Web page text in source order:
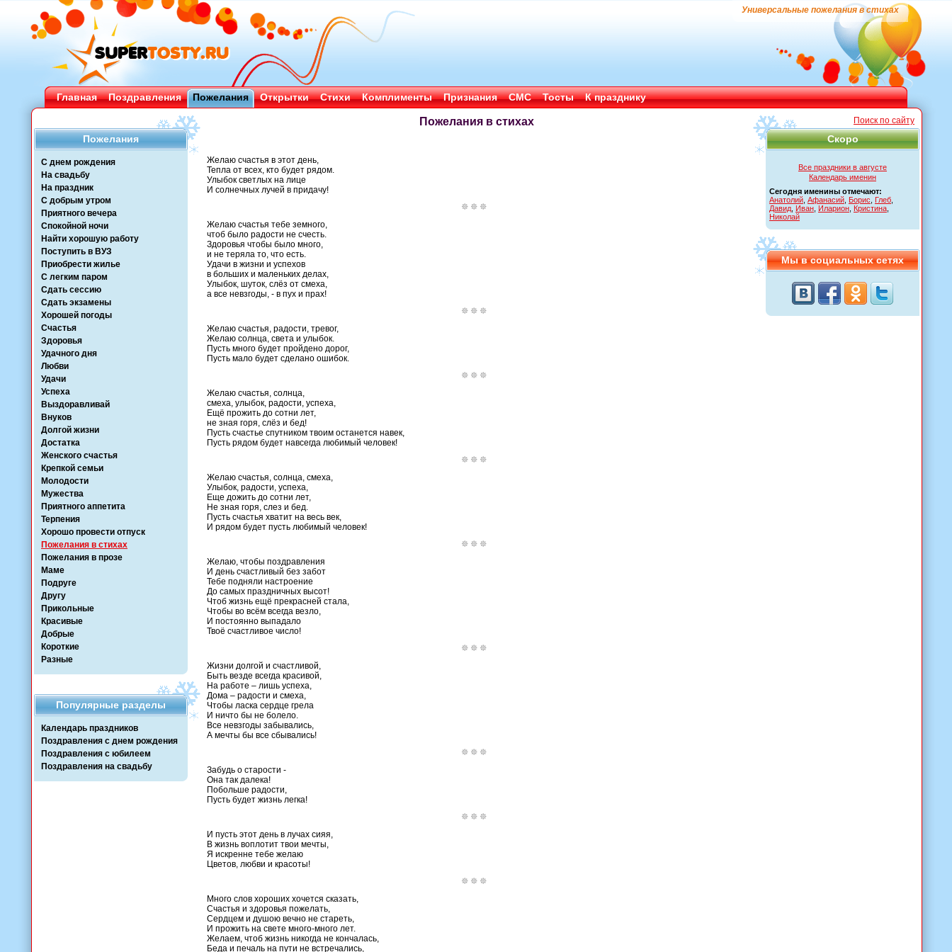
Универсальные пожелания в стихах
Главная Поздравления Пожелания Открытки Стихи Комплименты Признания СМС Тосты К празднику
Пожелания
С днем рождения
На свадьбу
На праздник
С добрым утром
Приятного вечера
Спокойной ночи
Найти хорошую работу
Поступить в ВУЗ
Приобрести жилье
С легким паром
Сдать сессию
Сдать экзамены
Хорошей погоды
Счастья
Здоровья
Удачного дня
Любви
Удачи
Успеха
Выздоравливай
Внуков
Долгой жизни
Достатка
Женского счастья
Крепкой семьи
Молодости
Мужества
Приятного аппетита
Терпения
Хорошо провести отпуск
Пожелания в стихах
Пожелания в прозе
Маме
Подруге
Другу
Прикольные
Красивые
Добрые
Короткие
Разные
Популярные разделы
Календарь праздников
Поздравления с днем рождения
Поздравления с юбилеем
Поздравления на свадьбу
Поиск по сайту
Скоро
Все праздники в августе
Календарь именин
Сегодня именины отмечают:
Анатолий Афанасий Борис Глеб
Давид Иван Иларион Кристина
Николай
Мы в социальных сетях
Пожелания в стихах
Желаю счастья в этот день,
Тепла от всех, кто будет рядом.
Улыбок светлых на лице
И солнечных лучей в придачу!
Желаю счастья тебе земного,
чтоб было радости не счесть.
Здоровья чтобы было много,
и не теряла то, что есть.
Удачи в жизни и успехов
в больших и маленьких делах,
Улыбок, шуток, слёз от смеха,
а все невзгоды, - в пух и прах!
Желаю счастья, радости, тревог,
Желаю солнца, света и улыбок.
Пусть много будет пройдено дорог,
Пусть мало будет сделано ошибок.
Желаю счастья, солнца,
смеха, улыбок, радости, успеха,
Ещё прожить до сотни лет,
не зная горя, слёз и бед!
Пусть счастье спутником твоим останется навек,
Пусть рядом будет навсегда любимый человек!
Желаю счастья, солнца, смеха,
Улыбок, радости, успеха,
Еще дожить до сотни лет,
Не зная горя, слез и бед.
Пусть счастья хватит на весь век,
И рядом будет пусть любимый человек!
Желаю, чтобы поздравления
И день счастливый без забот
Тебе подняли настроение
До самых праздничных высот!
Чтоб жизнь ещё прекрасней стала,
Чтобы во всём всегда везло,
И постоянно выпадало
Твоё счастливое число!
Жизни долгой и счастливой,
Быть везде всегда красивой,
На работе – лишь успеха,
Дома – радости и смеха,
Чтобы ласка сердце грела
И ничто бы не болело.
Все невзгоды забывались,
А мечты бы все сбывались!
Забудь о старости -
Она так далека!
Побольше радости,
Пусть будет жизнь легка!
И пусть этот день в лучах сияя,
В жизнь воплотит твои мечты,
Я искренне тебе желаю
Цветов, любви и красоты!
Много слов хороших хочется сказать,
Счастья и здоровья пожелать,
Сердцем и душою вечно не стареть,
И прожить на свете много-много лет.
Желаем, чтоб жизнь никогда не кончалась,
Беда и печаль на пути не встречались,